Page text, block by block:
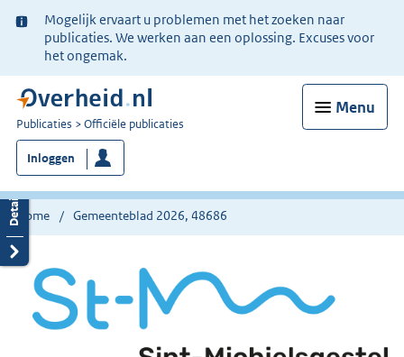
Ter
informatie:
Mogelijk ervaart u problemen met het zoeken naar
publicaties. We werken aan een oplossing. Excuses voor
het ongemak.
Menu
U
bent
nu
hier:
Publicaties Officiële publicaties
Inloggen
Home Gemeenteblad 2026, 48686